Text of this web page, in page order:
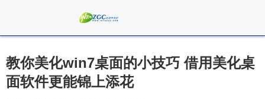
教你美化win7桌面的小技巧 借用美化桌
面软件更能锦上添花